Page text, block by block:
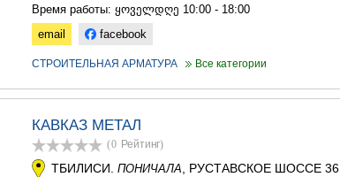
Время работы: ყოველდღე 10:00 - 18:00
email
facebook
СТРОИТЕЛЬНАЯ АРМАТУРА Все категории
КАВКАЗ МЕТАЛ
(0 Рейтинг)
ТБИЛИСИ. ПОНИЧАЛА, РУСТАВСКОЕ ШОССЕ 36